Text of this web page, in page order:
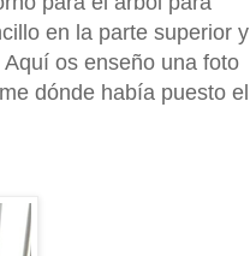
en la parte superior y
os enseño una foto
dónde había puesto el